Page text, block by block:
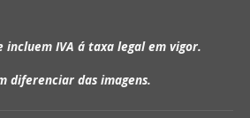
incluem IVA á taxa legal em vigor.
diferenciar das imagens.